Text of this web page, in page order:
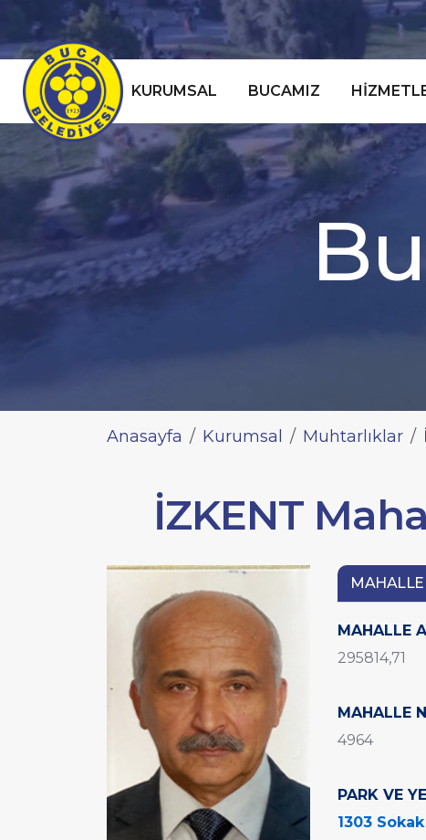
KURUMSAL BUCAMIZ
Bu
Anasayfa Kurumsal Muhtarlıklar
İZKENT
MAHALLE
295814,71
MAHALLE
4964
PARK VE
1303 Sokak